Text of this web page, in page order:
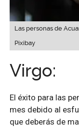
Las personas de
Pixibay
Virgo:
El éxito para las
mes debido al
que deberás de